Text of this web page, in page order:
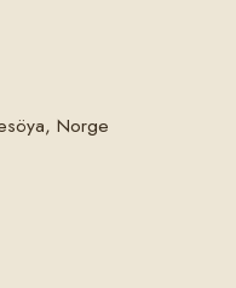
Norge